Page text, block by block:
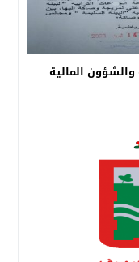
والشؤون المالية